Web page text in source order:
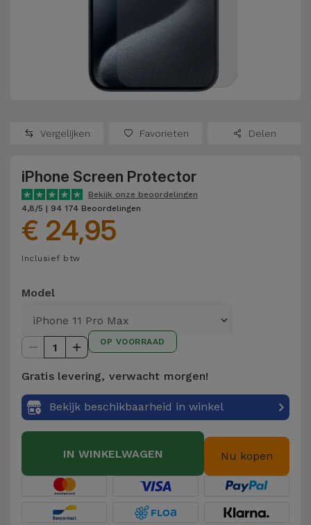
Oppo
OnePlus
Google
Dyson
TCL
Andere
merken
Bekijk
alles
Refurbished
Refurbished
Refurbished
Consoles
Bekijk
alles
Schermbeschermers
Hoofdtelefoons
en
Luidsprekers
Smartwatches
Telefoonketens
Gadgets
Hygiëne
en Huis
Koffers
Trackers
Vergelijken Favorieten Delen
iPhone Screen Protector
Bekijk onze beoordelingen
4,8/5 | 94 174 Beoordelingen
€ 24,95
Inclusief btw
Model
1 OP VOORRAAD
Gratis levering, verwacht morgen!
Bekijk beschikbaarheid in winkel
IN WINKELWAGEN Nu kopen